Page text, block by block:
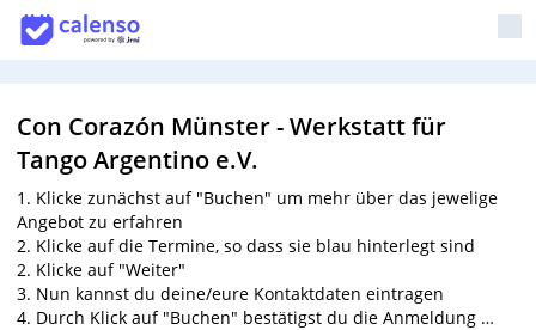
Con Corazón Münster - Werkstatt für
Tango Argentino e.V.
1. Klicke zunächst auf "Buchen" um mehr über das jewelige
Angebot zu erfahren
2. Klicke auf die Termine, so dass sie blau hinterlegt sind
2. Klicke auf "Weiter"
3. Nun kannst du deine/eure Kontaktdaten eintragen
4. Durch Klick auf "Buchen" bestätigst du die Anmeldung